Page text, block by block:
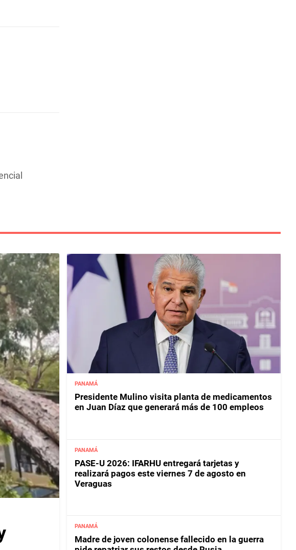
PANAMÁ
Presidente Mulino visita planta de medicamentos
en Juan Díaz que generará más de 100 empleos
PANAMÁ
PASE-U 2026: IFARHU entregará tarjetas y
realizará pagos este viernes 7 de agosto en
Veraguas
PANAMÁ
Madre de joven colonense fallecido en la guerra